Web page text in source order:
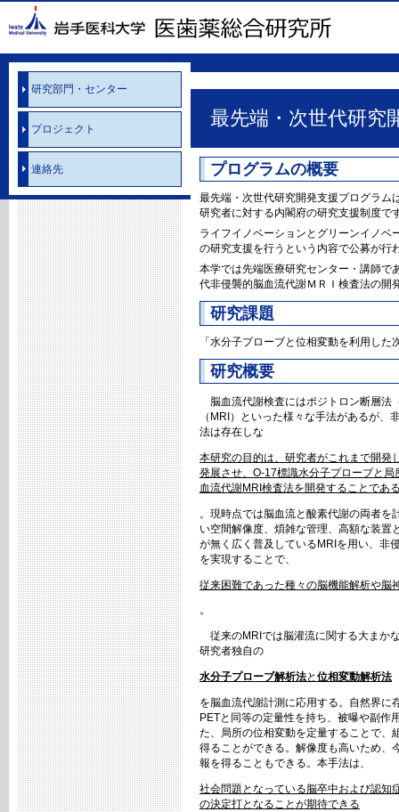
研究部門・センター
プロジェクト
連絡先
最先端・次世代研究
プログラムの概要
最先端・次世代研究開発支援プログラム
研究者に対する内閣府の研究支援制度で
ライフイノベーションとグリーンイノ
の研究支援を行うという内容で公募が
本学では先端医療研究センター・講師で
代非侵襲的脳血流代謝ＭＲＩ検査法の開
研究課題
「水分子プローブと位相変動を利用し
研究概要
脳血流代謝検査にはポジトロン断層法
（MRI）といった様々な手法があるが
法は存在しな
本研究の目的は、研究者がこれまで開発
発展させ、O-17標識水分子プローブと
血流代謝MRI検査法を開発することであ
。現時点では脳血流と酸素代謝の両者
い空間解像度、煩雑な管理、高額な装置
が無く広く普及しているMRIを用い、非
を実現することで、
従来困難であった種々の脳機能解析や脳
。
従来のMRIでは脳灌流に関する大まか
研究者独自の
水分子プローブ解析法と位相変動解析法
を脳血流代謝計測に応用する。自然界に
PETと同等の定量性を持ち、被曝や副作
た、局所の位相変動を定量することで、
得ることができる。解像度も高いため、
報を得ることもできる。本手法は、
社会問題となっている脳卒中および認知
の決定打となることが期待できる